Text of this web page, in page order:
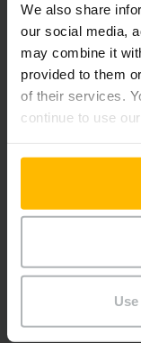
We also share
our social media,
may combine it
provided to them
of their services.
continue to use
Nabíjač
Battery
Výška
Dĺžka vidlíc